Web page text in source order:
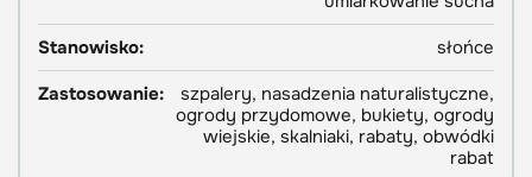
Stanowisko:
słońce
Zastosowanie:
szpalery, nasadzenia naturalistyczne,
ogrody przydomowe, bukiety, ogrody
wiejskie, skalniaki, rabaty, obwódki
rabat